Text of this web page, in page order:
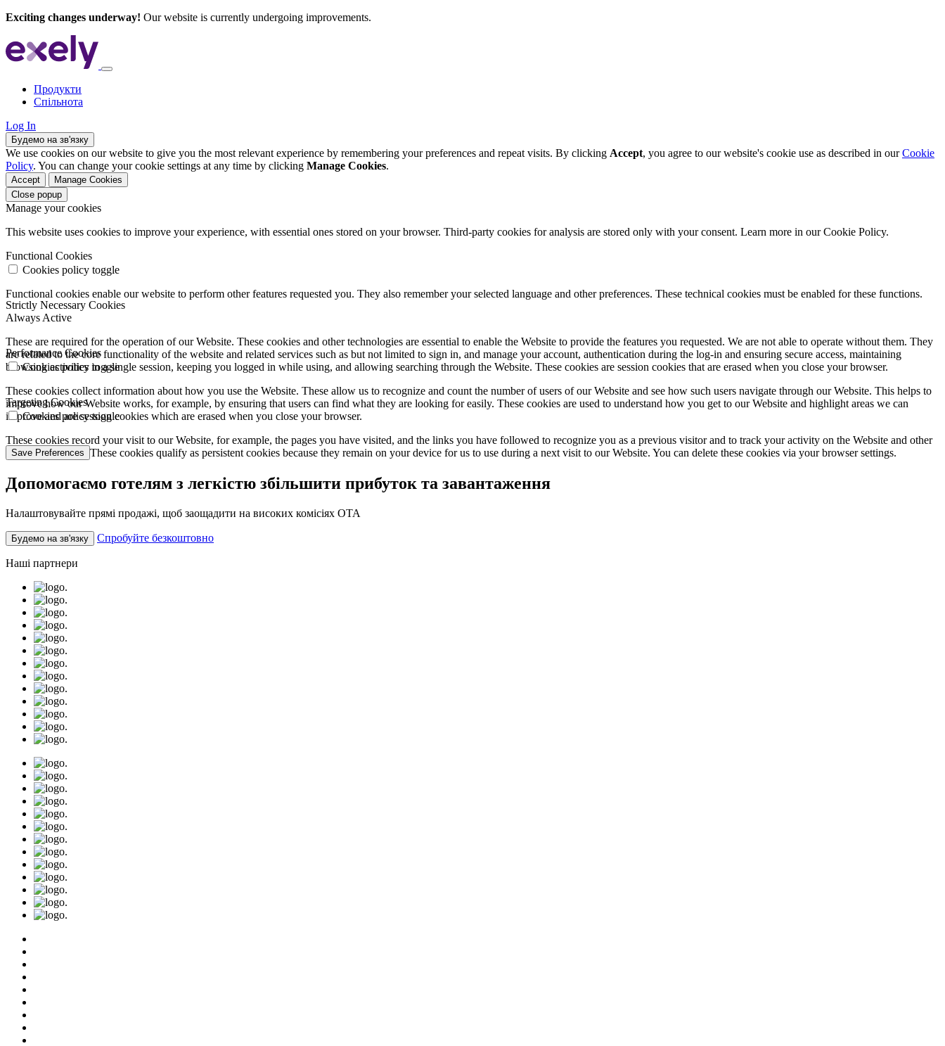
Exciting changes underway! Our website is currently undergoing improvements.
Продукти
Спільнота
Log In
Будемо на зв'язку
We use cookies on our website to give you the most relevant experience by remembering your preferences and repeat visits. By clicking Accept, you agree to our website's cookie use as described in ourCookie
Policy. You can change your cookie settings at any time by clicking Manage Cookies.
Accept
Manage Cookies
Close popup
Manage your cookies
This website uses cookies to improve your experience, with essential ones stored on your browser. Third-party cookies for analysis are stored only with your consent. Learn more in ourCookie Policy.
Functional Cookies
Cookies policy toggle
Functional cookies enable our website to perform other features requested you. They also remember your selected language and other preferences. These technical cookies must be enabled for these functions.
Strictly Necessary Cookies
Always Active
These are required for the operation of our Website. These cookies and other technologies are essential to enable the Website to provide the features you requested. We are not able to operate without them. They
are related to the core functionality of the website and related services such as but not limited to sign in, and manage your account, authentication during the log-in and ensuring secure access, maintaining
browsing activities in a single session, keeping you logged in while using, and allowing searching through the Website. These cookies are session cookies that are erased when you close your browser.
Performance Cookies
Cookies policy toggle
These cookies collect information about how you use the Website. These allow us to recognize and count the number of users of our Website and see how such users navigate through our Website. This helps to
improve how our Website works, for example, by ensuring that users can find what they are looking for easily. These cookies are used to understand how you get to our Website and highlight areas we can
improve and are session cookies which are erased when you close your browser.
Targeting Cookies
Cookies policy toggle
These cookies record your visit to our Website, for example, the pages you have visited, and the links you have followed to recognize you as a previous visitor and to track your activity on the Website and other
websites you visit. These cookies qualify as persistent cookies because they remain on your device for us to use during a next visit to our Website. You can delete these cookies via your browser settings.
Save Preferences
Допомогаємо готелям з легкістю збільшити прибуток та завантаження
Налаштовувайте прямі продажі, щоб заощадити на високих комісіях ОТА
Будемо на зв'язку Спробуйте безкоштовно
Наші партнери